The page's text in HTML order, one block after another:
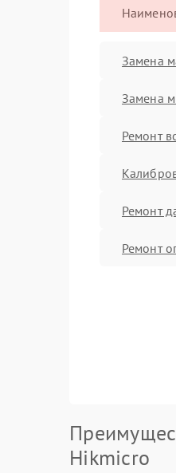
Замена
Замена
Ремонт
Ремонт
Ремонт
Hikmicro